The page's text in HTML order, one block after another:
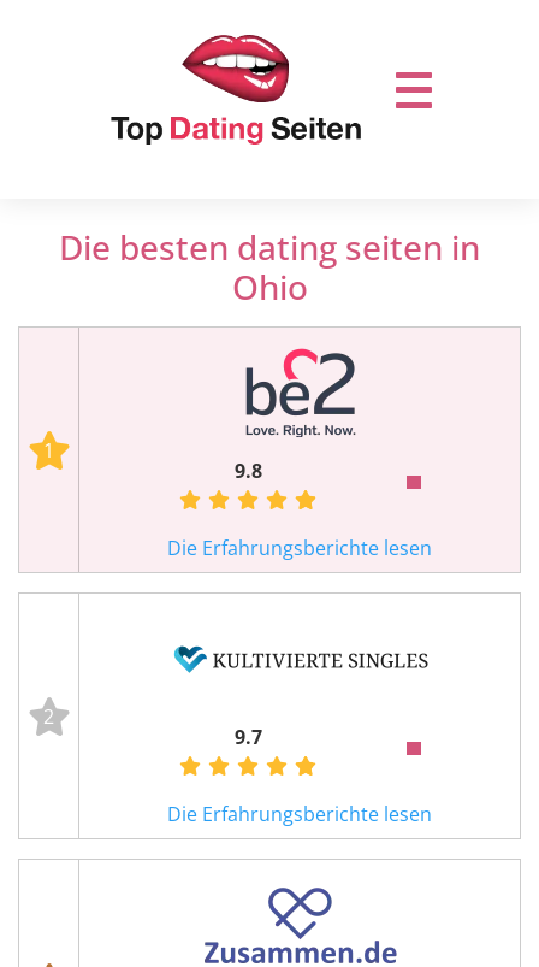
Die besten dating seiten in
Ohio
1
9.8
Die Erfahrungsberichte lesen
2
9.7
Die Erfahrungsberichte lesen